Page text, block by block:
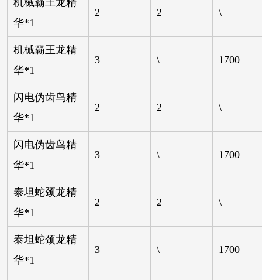
华*1
2 2 \
机械霸王龙精
华*1
3 \ 1700
闪电伪齿鸟精
华*1
2 2 \
闪电伪齿鸟精
华*1
3 \ 1700
泰坦蛇颈龙精
华*1
2 2 \
泰坦蛇颈龙精
华*1
3 \ 1700